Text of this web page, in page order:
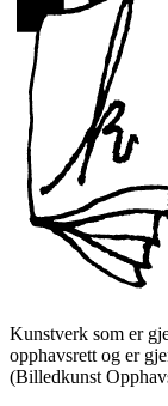
Kunstverk som er
opphavsrett og er
(Billedkunst